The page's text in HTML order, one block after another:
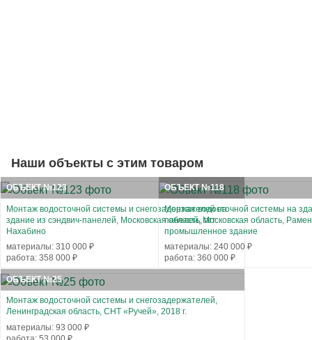
Наши объекты с этим товаром
ОБЪЕКТ №123
Монтаж водосточной системы и снегозадержателей на
здание из сэндвич-панелей, Московская область, пгт
Нахабино
материалы: 310 000 ₽
работа: 358 000 ₽
ОБЪЕКТ №118
Монтаж водосточной системы на
панелей, Московская область,
промышленное здание
материалы: 240 000 ₽
работа: 360 000 ₽
ОБЪЕКТ №25
Монтаж водосточной системы и снегозадержателей,
Ленинградская область, СНТ «Ручей», 2018 г.
материалы: 93 000 ₽